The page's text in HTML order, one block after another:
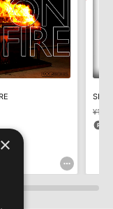
細に関するお問い合
ださい。
ることを紹介するた
として、デモソング
。また、デモソングを
・返金はお受け付け致
ユーザー様専用となって
く必要がございます。
×